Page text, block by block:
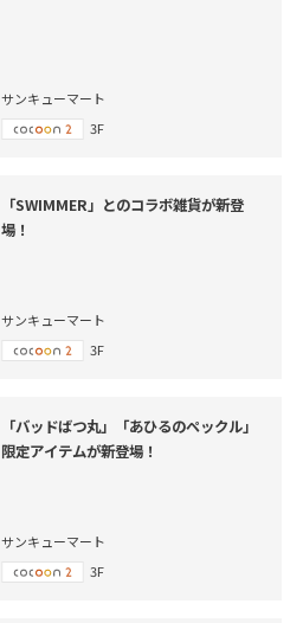
サンキューマート
3F
「SWIMMER」とのコラボ雑貨が新登
場！
サンキューマート
3F
「バッドばつ丸」「あひるのペックル」
限定アイテムが新登場！
サンキューマート
3F